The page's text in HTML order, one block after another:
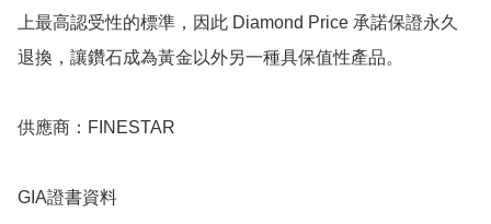
上最高認受性的標準，因此 Diamond Price 承諾保證永久
退換，讓鑽石成為黃金以外另一種具保值性產品。
供應商：FINESTAR
GIA證書資料